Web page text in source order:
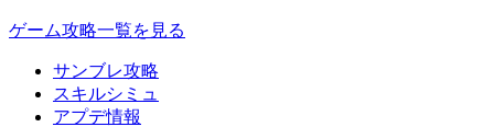
ゲーム攻略一覧を見る
サンブレ攻略
スキルシミュ
アプデ情報